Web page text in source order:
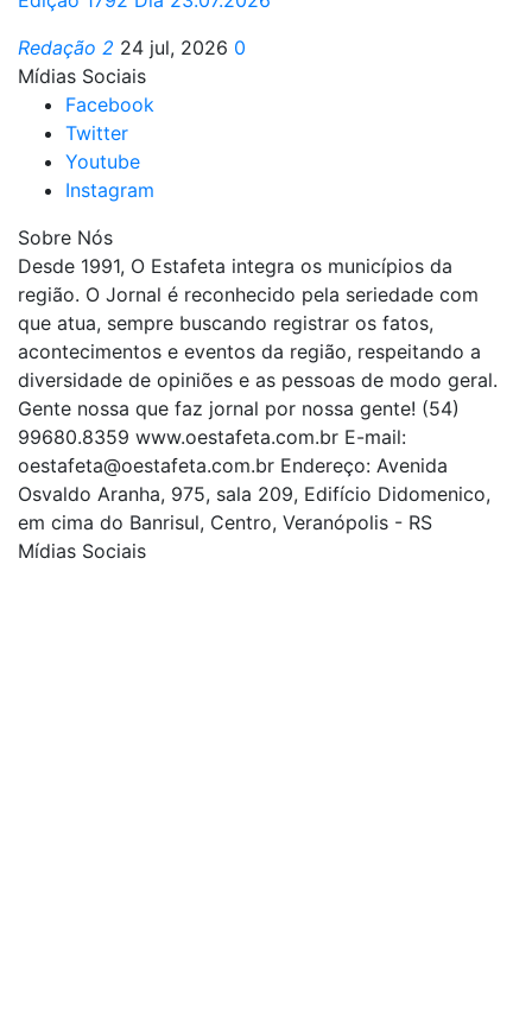
Redação 2 24 jul, 2026 0
Mídias Sociais
Facebook
Twitter
Youtube
Instagram
Sobre Nós
Desde 1991, O Estafeta integra os municípios da
região. O Jornal é reconhecido pela seriedade com
que atua, sempre buscando registrar os fatos,
acontecimentos e eventos da região, respeitando a
diversidade de opiniões e as pessoas de modo geral.
Gente nossa que faz jornal por nossa gente! (54)
99680.8359 www.oestafeta.com.br E-mail:
oestafeta@oestafeta.com.br Endereço: Avenida
Osvaldo Aranha, 975, sala 209, Edifício Didomenico,
em cima do Banrisul, Centro, Veranópolis - RS
Mídias Sociais